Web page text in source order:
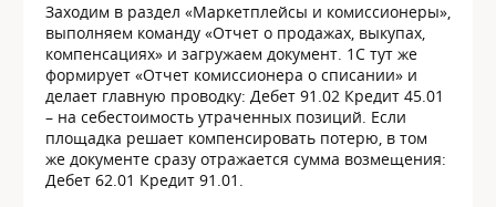
Заходим в раздел «Маркетплейсы и комиссионеры»,
выполняем команду «Отчет о продажах, выкупах,
компенсациях» и загружаем документ. 1С тут же
формирует «Отчет комиссионера о списании» и
делает главную проводку: Дебет 91.02 Кредит 45.01
– на себестоимость утраченных позиций. Если
площадка решает компенсировать потерю, в том
же документе сразу отражается сумма возмещения:
Дебет 62.01 Кредит 91.01.